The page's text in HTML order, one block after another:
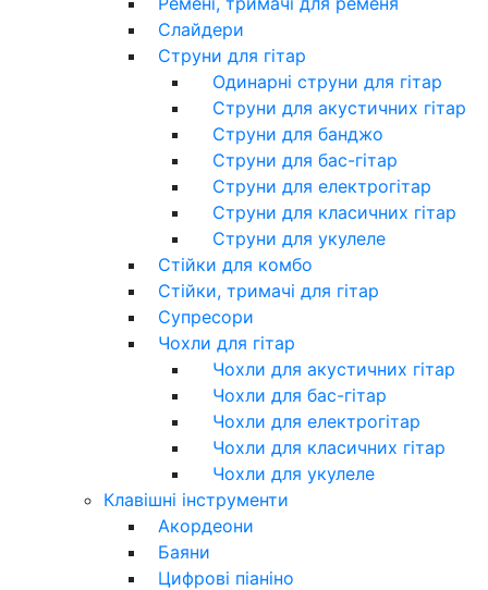
Слайдери
Струни для гітар
Одинарні струни для гітар
Струни для акустичних гітар
Струни для банджо
Струни для бас-гітар
Струни для електрогітар
Струни для класичних гітар
Струни для укулеле
Стійки для комбо
Стійки, тримачі для гітар
Супресори
Чохли для гітар
Чохли для акустичних гітар
Чохли для бас-гітар
Чохли для електрогітар
Чохли для класичних гітар
Чохли для укулеле
Клавішні інструменти
Акордеони
Баяни
Цифрові піаніно